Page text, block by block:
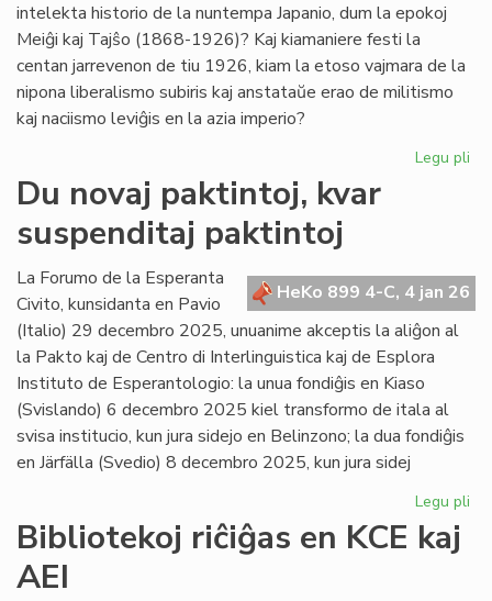
intelekta historio de la nuntempa Japanio, dum la epokoj
Meiĝi kaj Tajŝo (1868-1926)? Kaj kiamaniere festi la
centan jarrevenon de tiu 1926, kiam la etoso vajmara de la
nipona liberalismo subiris kaj anstataŭe erao de militismo
kaj naciismo leviĝis en la azia imperio?
Legu pli
Du novaj paktintoj, kvar
suspenditaj paktintoj
HeKo 899 4-C, 4 jan 26
La Forumo de la Esperanta
Civito, kunsidanta en Pavio
(Italio) 29 decembro 2025, unuanime akceptis la aliĝon al
la Pakto kaj de Centro di Interlinguistica kaj de Esplora
Instituto de Esperantologio: la unua fondiĝis en Kiaso
(Svislando) 6 decembro 2025 kiel transformo de itala al
svisa institucio, kun jura sidejo en Belinzono; la dua fondiĝis
en Järfälla (Svedio) 8 decembro 2025, kun jura sidej
Legu pli
Bibliotekoj riĉiĝas en KCE kaj
AEI